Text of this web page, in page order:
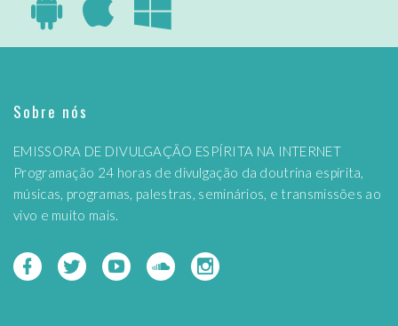
Sobre nós
EMISSORA DE DIVULGAÇÃO ESPÍRITA NA INTERNET
Programação 24 horas de divulgação da doutrina espírita,
músicas, programas, palestras, seminários, e transmissões ao
vivo e muito mais.